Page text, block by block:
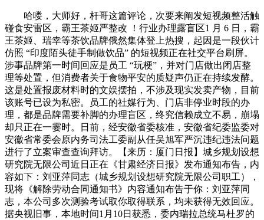
哈喽，大师好，杆哥这篇评论，次要来阐发短视频整活触
碰食安雷区，霸王茶姬严整改 ！行业办理露盲区1 月 6 日，霸
王茶姬、瑞幸等茶饮品牌俄然集体登上热搜，起因是一段伙计
仿照 “印度陌头徒手制做饮品” 的短视频正在社交平台刷屏。
涉事品牌第一时间回应是员工 “玩梗”，并对门店做出闭店整
理等处置，但消费者关于食物平安的质疑声仍正在持续发酵。
这是处置报废材料时的文娱摆拍，不涉及现实发卖产物，目前
该账号已设为私密。员工的社媒行为、门店非停业时段的办
理，都是品牌需要补脚的办理盲区，终究信赖成立不易，崩塌
却只正在一霎时。日前，经安徽省委核准，安徽省纪委监委对
安徽省常委会原内务司法工委副从任吴旭军严沉违纪违法问题
进行了立案审查查询拜访。【来历：厦门日报】城乡规划设想
研究院无限公司近日正在《甘肃经济日报》发布通知布告，内
容如下：刘亚萍同志（城乡规划设想研究院无限公司职工），
现将《解除劳动合同通知书》内容通知布告于你：刘亚萍同
志，本公司多次测验考试取你取得联系，均未获得无效回应。
据央视旧事，本地时间1月10日获悉，委内瑞拉总统马杜罗的